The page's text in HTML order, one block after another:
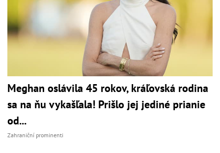
Meghan oslávila 45 rokov, kráľovská rodina
sa na ňu vykašľala! Prišlo jej jediné prianie
od...
Zahraniční prominenti